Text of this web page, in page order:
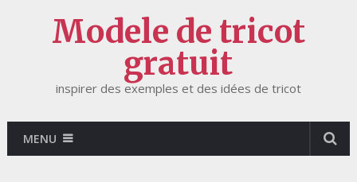
Modele de tricot
gratuit
inspirer des exemples et des idées de tricot
MENU